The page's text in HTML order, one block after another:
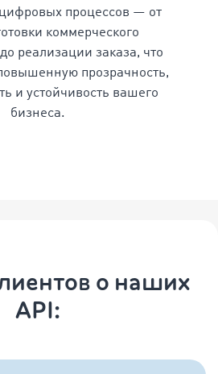
процессов — от
коммерческого
реализации заказа, что
прозрачность,
и устойчивость вашего
бизнеса.
о наших
API: